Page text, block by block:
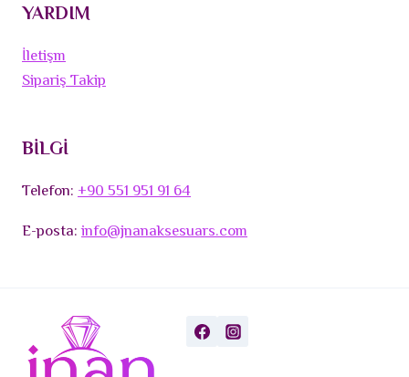
YARDIM
İletişm
Sipariş Takip
BİLGİ
Telefon:+90 551 951 91 64
E-posta:info@jnanaksesuars.com